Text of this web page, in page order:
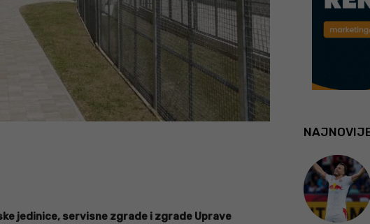
jedinice, servisne zgrade i zgrade Uprave